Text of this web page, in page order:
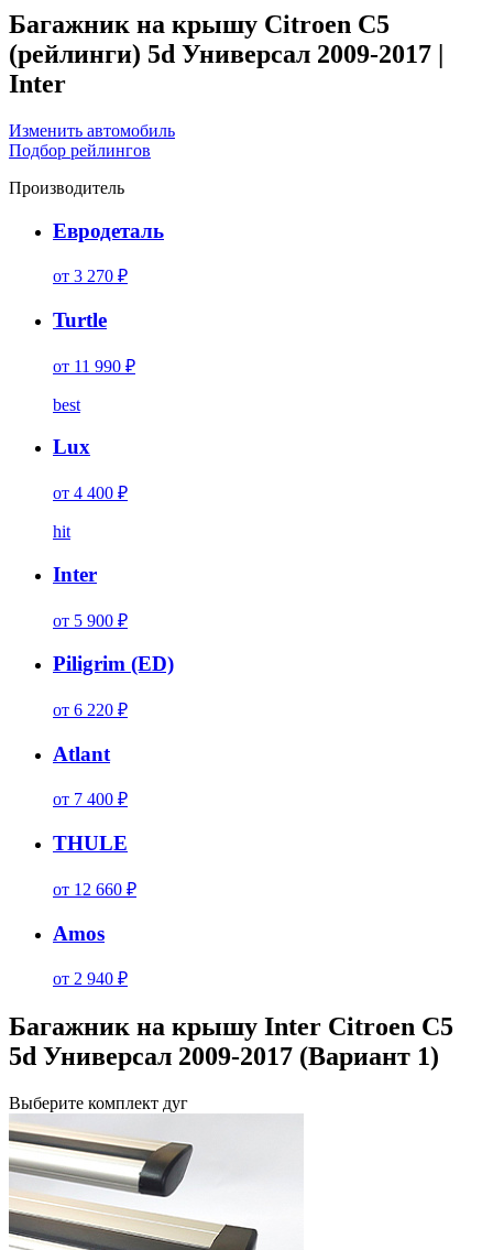
Багажник на крышу Citroen C5
(рейлинги) 5d Универсал 2009-2017 |
Inter
Изменить автомобиль
Подбор рейлингов
Производитель
Евродеталь
от 3 270 ₽
Turtle
от 11 990 ₽
best
Lux
от 4 400 ₽
hit
Inter
от 5 900 ₽
Piligrim (ED)
от 6 220 ₽
Atlant
от 7 400 ₽
THULE
от 12 660 ₽
Amos
от 2 940 ₽
Багажник на крышу Inter Citroen C5
5d Универсал 2009-2017 (Вариант 1)
Выберите комплект дуг